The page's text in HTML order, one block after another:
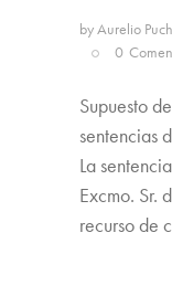
byAurelio
0
Supuesto
sentencias
La
Excmo. Sr.
recurso de